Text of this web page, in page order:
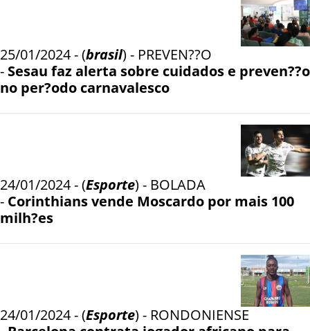
25/01/2024 - (brasil) - PREVEN??O
- Sesau faz alerta sobre cuidados e preven??o
no per?odo carnavalesco
24/01/2024 - (Esporte) - BOLADA
- Corinthians vende Moscardo por mais 100
milh?es
24/01/2024 - (Esporte) - RONDONIENSE